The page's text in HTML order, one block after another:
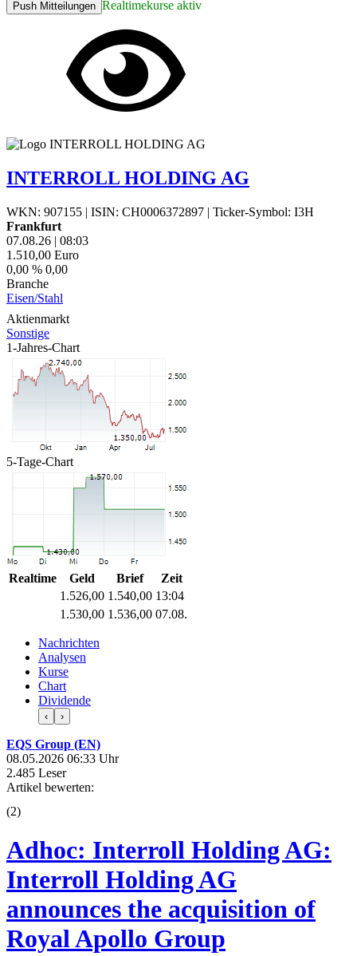
Push Mitteilungen Realtimekurse aktiv
INTERROLL HOLDING AG
WKN: 907155 | ISIN: CH0006372897 | Ticker-Symbol: I3H
Frankfurt
07.08.26 | 08:03
1.510,00 Euro
0,00 % 0,00
Branche
Eisen/Stahl
Aktienmarkt
Sonstige
1-Jahres-Chart
5-Tage-Chart
Realtime Geld Brief
Zeit
1.526,00 1.540,00 13:04
1.530,00 1.536,00 07.08.
Nachrichten
Analysen
Kurse
Chart
Dividende
‹ ›
EQS Group (EN)
08.05.2026 06:33 Uhr
2.485 Leser
Artikel bewerten:
(2)
Adhoc: Interroll Holding AG:
Interroll Holding AG
announces the acquisition of
Royal Apollo Group